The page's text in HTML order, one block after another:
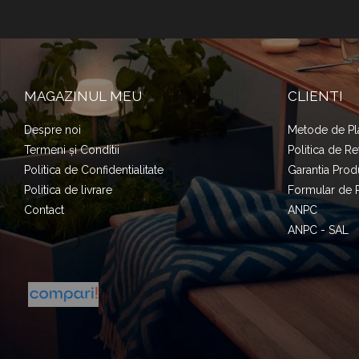
MAGAZINUL MEU
Despre noi
Termeni și Conditii
Politica de Confidentialitate
Politica de livrare
Contact
CLIENTI
Metode de
Politica de
Garantia
Formular de
ANPC
ANPC - SAL